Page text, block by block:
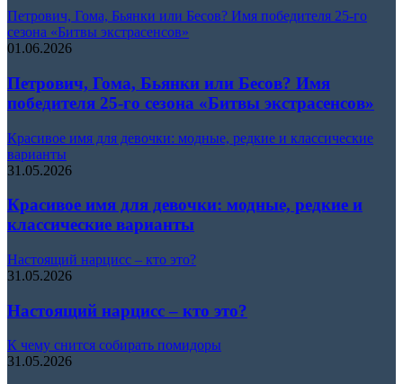
Петрович, Гома, Бьянки или Бесов? Имя победителя 25-го
сезона «Битвы экстрасенсов»
01.06.2026
Петрович, Гома, Бьянки или Бесов? Имя
победителя 25-го сезона «Битвы экстрасенсов»
Красивое имя для девочки: модные, редкие и классические
варианты
31.05.2026
Красивое имя для девочки: модные, редкие и
классические варианты
Настоящий нарцисс – кто это?
31.05.2026
Настоящий нарцисс – кто это?
К чему снится собирать помидоры
31.05.2026